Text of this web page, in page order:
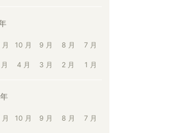
月 10 月 9 月 8 月 7 月
4 月 3 月 2 月 1 月
月 10 月 9 月 8 月 7 月